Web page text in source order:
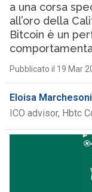
a una corsa
all’oro della
Bitcoin è un
Pubblicato il 19 Mar
Eloisa Marchesoni
ICO advisor, Hbtc